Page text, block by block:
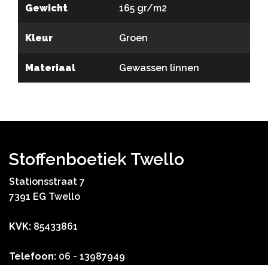
Gewicht 165 gr/m2
Kleur Groen
Materiaal Gewassen linnen
Stoffenboetiek Twello
Stationsstraat 7
7391 EG Twello
KVK: 85433861
Telefoon: 06 - 13987949